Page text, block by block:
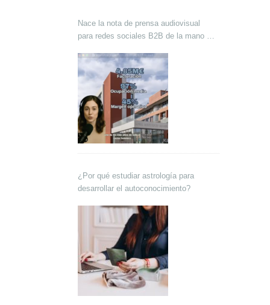
Nace la nota de prensa audiovisual
para redes sociales B2B de la mano de
¿Por qué estudiar astrología para
desarrollar el autoconocimiento?